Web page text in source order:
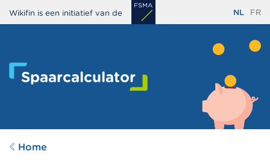
Overslaan
en
inhoud
gaan
Wikifin is een initiatief van de NL FR
Spaarcalculator
Home